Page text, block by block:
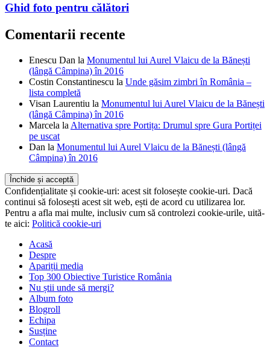
Ghid foto pentru călători
Comentarii recente
Enescu Dan la Monumentul lui Aurel Vlaicu de la Bănești
(lângă Câmpina) în 2016
Costin Constantinescu la Unde găsim zimbri în România –
lista completă
Visan Laurentiu la Monumentul lui Aurel Vlaicu de la Bănești
(lângă Câmpina) în 2016
Marcela la Alternativa spre Portița: Drumul spre Gura Portiței
pe uscat
Dan la Monumentul lui Aurel Vlaicu de la Bănești (lângă
Câmpina) în 2016
Confidențialitate și cookie-uri: acest sit folosește cookie-uri. Dacă
continui să folosești acest sit web, ești de acord cu utilizarea lor.
Pentru a afla mai multe, inclusiv cum să controlezi cookie-urile, uită-
te aici: Politică cookie-uri
Acasă
Despre
Apariții media
Top 300 Obiective Turistice România
Nu știi unde să mergi?
Album foto
Blogroll
Echipa
Susține
Contact